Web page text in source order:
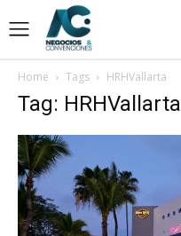
Home Tags HRHVallarta
Tag: HRHVallarta